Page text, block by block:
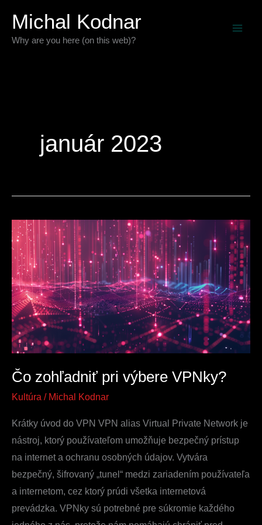
obsah
Michal Kodnar
Why are you here (on this web)?
január 2023
Čo zohľadniť pri výbere VPNky?
Kultúra / Michal Kodnar
Krátky úvod do VPN VPN alias Virtual Private Network je
nástroj, ktorý používateľom umožňuje bezpečný prístup
na internet a ochranu osobných údajov. Vytvára
bezpečný, šifrovaný „tunel“ medzi zariadením používateľa
a internetom, cez ktorý prúdi všetka internetová
prevádzka. VPNky sú potrebné pre súkromie každého
Čo
zohľadniť
pri
výbere
VPNky?